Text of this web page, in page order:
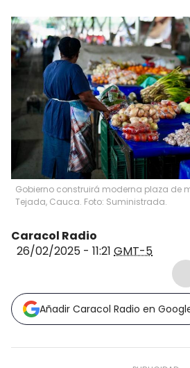
Gobierno construirá moderna plaza de
Tejada, Cauca. Foto: Suministrada.
Caracol Radio
26/02/2025 - 11:21 GMT-5
Añadir Caracol Radio en